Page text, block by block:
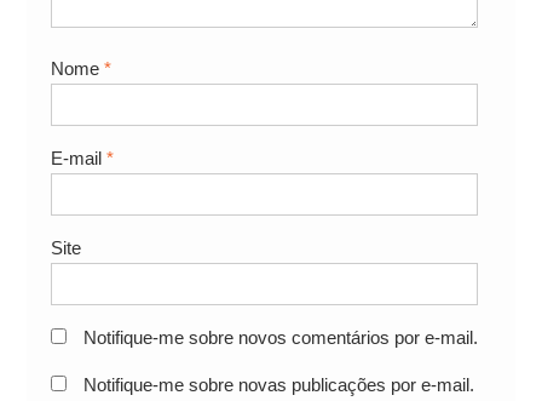
Nome *
E-mail *
Site
Notifique-me sobre novos comentários por e-mail.
Notifique-me sobre novas publicações por e-mail.